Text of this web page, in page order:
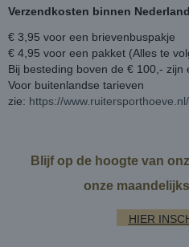
Verzendkosten binnen
€ 3,95 voor een brievenbuspakje
€ 4,95 voor een pakket (Alles te
Bij besteding boven de € 100,- zijn
Voor buitenlandse tarieven
zie: https://
Blijf op de hoogte van
onze
HIER